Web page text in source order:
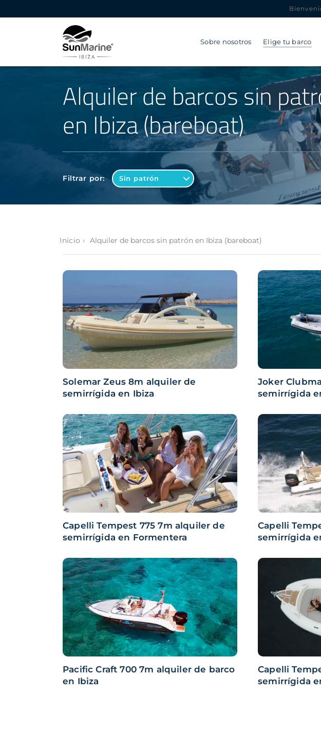
Sobre nosotros Elige tu barco
Alquiler de barcos sin
en Ibiza (bareboat)
Filtrar por:
Inicio › Alquiler de barcos sin patrón en Ibiza (bareboat)
Solemar Zeus 8m alquiler de
semirrígida en Ibiza
Joker
semirrígida
Capelli Tempest 775 7m alquiler de
semirrígida en Formentera
Capelli
semirrígida
Pacific Craft 700 7m alquiler de barco
en Ibiza
Capelli
semirrígida